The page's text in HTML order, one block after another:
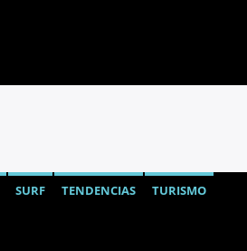
SURF TENDENCIAS TURISMO